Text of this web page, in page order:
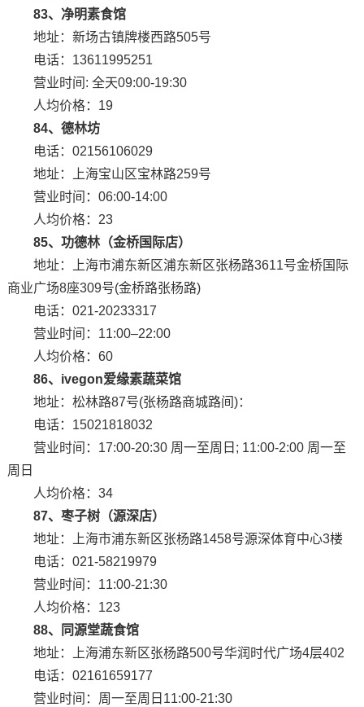
83、净明素食馆
地址：新场古镇牌楼西路505号
电话：13611995251
营业时间: 全天09:00-19:30
人均价格：19
84、德林坊
电话：02156106029
地址：上海宝山区宝林路259号
营业时间：06:00-14:00
人均价格：23
85、功德林（金桥国际店）
地址：上海市浦东新区浦东新区张杨路3611号金桥国际
商业广场8座309号(金桥路张杨路)
电话：021-20233317
营业时间：11:00–22:00
人均价格：60
86、ivegon爱缘素蔬菜馆
地址：松林路87号(张杨路商城路间)：
电话：15021818032
营业时间：17:00-20:30 周一至周日; 11:00-2:00 周一至
周日
人均价格：34
87、枣子树（源深店）
地址：上海市浦东新区张杨路1458号源深体育中心3楼
电话：021-58219979
营业时间：11:00-21:30
人均价格：123
88、同源堂蔬食馆
地址：上海浦东新区张杨路500号华润时代广场4层402
电话：02161659177
营业时间：周一至周日11:00-21:30